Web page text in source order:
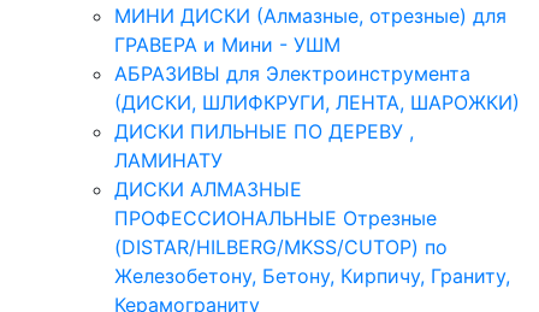
МИНИ ДИСКИ (Алмазные, отрезные) для
ГРАВЕРА и Мини - УШМ
АБРАЗИВЫ для Электроинструмента
(ДИСКИ, ШЛИФКРУГИ, ЛЕНТА, ШАРОЖКИ)
ДИСКИ ПИЛЬНЫЕ ПО ДЕРЕВУ ,
ЛАМИНАТУ
ДИСКИ АЛМАЗНЫЕ
ПРОФЕССИОНАЛЬНЫЕ Отрезные
(DISTAR/HILBERG/MKSS/CUTOP) по
Железобетону, Бетону, Кирпичу, Граниту,
Керамограниту